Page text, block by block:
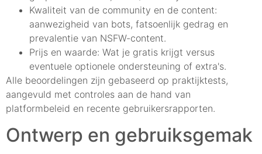
Kwaliteit van de community en de content:
aanwezigheid van bots, fatsoenlijk gedrag en
prevalentie van NSFW-content.
Prijs en waarde: Wat je gratis krijgt versus
eventuele optionele ondersteuning of extra's.
Alle beoordelingen zijn gebaseerd op praktijktests,
aangevuld met controles aan de hand van
platformbeleid en recente gebruikersrapporten.
Ontwerp en gebruiksgemak